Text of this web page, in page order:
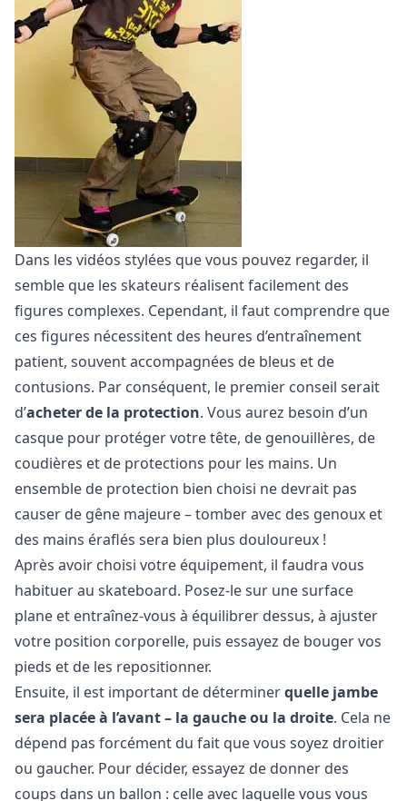
Dans les vidéos stylées que vous pouvez regarder, il
semble que les skateurs réalisent facilement des
figures complexes. Cependant, il faut comprendre que
ces figures nécessitent des heures d’entraînement
patient, souvent accompagnées de bleus et de
contusions. Par conséquent, le premier conseil serait
d’acheter de la protection. Vous aurez besoin d’un
casque pour protéger votre tête, de genouillères, de
coudières et de protections pour les mains. Un
ensemble de protection bien choisi ne devrait pas
causer de gêne majeure – tomber avec des genoux et
des mains éraflés sera bien plus douloureux !
Après avoir choisi votre équipement, il faudra vous
habituer au skateboard. Posez-le sur une surface
plane et entraînez-vous à équilibrer dessus, à ajuster
votre position corporelle, puis essayez de bouger vos
pieds et de les repositionner.
Ensuite, il est important de déterminerquelle jambe
sera placée à l’avant – la gauche ou la droite. Cela ne
dépend pas forcément du fait que vous soyez droitier
ou gaucher. Pour décider, essayez de donner des
coups dans un ballon : celle avec laquelle vous vous